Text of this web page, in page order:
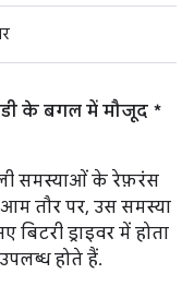
के बगल में मौजूद *
समस्याओं के रेफ़रंस
तौर पर, उस समस्या
ड्राइवर में होता
होते हैं.